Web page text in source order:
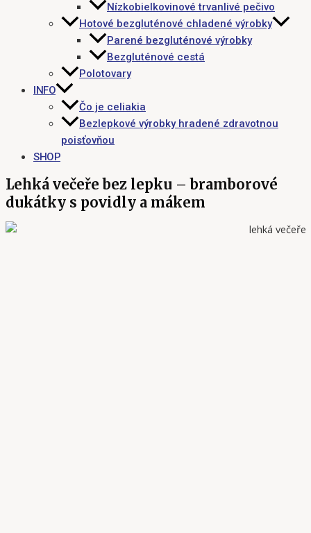
Nízkobielkovinové trvanlivé pečivo
Hotové bezgluténové chladené výrobky
Parené bezgluténové výrobky
Bezgluténové cestá
Polotovary
INFO
Čo je celiakia
Bezlepkové výrobky hradené zdravotnou
poisťovňou
SHOP
Lehká večeře bez lepku – bramborové
dukátky s povidly a mákem